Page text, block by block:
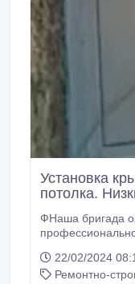
Установка
потолка.
ФНаша бригада
крыши необходима
она защищает ваш
22/02/2024
Ремонтно-